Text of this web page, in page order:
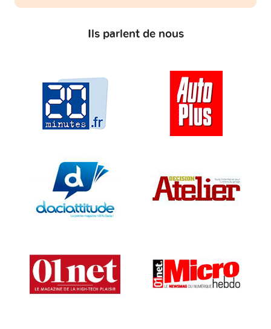
Ils parlent de nous